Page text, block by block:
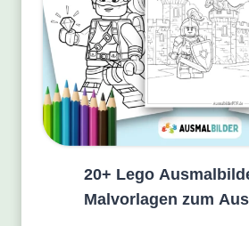
20+ Lego
Malvorlagen zum